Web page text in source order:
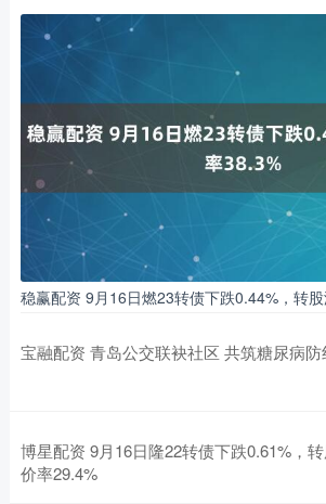
稳赢配资 9月16日燃23转债下跌0.44%，转
宝融配资 青岛公交联袂社区 共筑糖尿病防
博星配资 9月16日隆22转债下跌0.61%，
价率29.4%